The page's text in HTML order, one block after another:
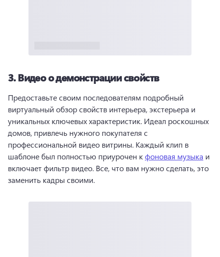
3.Видео о демонстрации свойств
Предоставьте своим последователям подробный
виртуальный обзор свойств интерьера, экстерьера и
уникальных ключевых характеристик. Идеал роскошных
домов, привлечь нужного покупателя с
профессиональной видео витрины. Каждый клип в
шаблоне был полностью приурочен к фоновая музыка и
включает фильтр видео. Все, что вам нужно сделать, это
заменить кадры своими.